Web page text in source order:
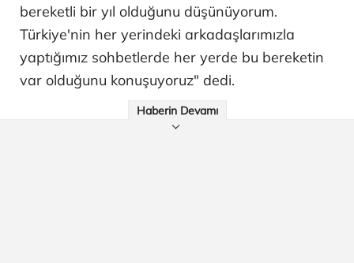
bereketli bir yıl olduğunu düşünüyorum.
Türkiye'nin her yerindeki arkadaşlarımızla
yaptığımız sohbetlerde her yerde bu bereketin
var olduğunu konuşuyoruz" dedi.
Haberin Devamı